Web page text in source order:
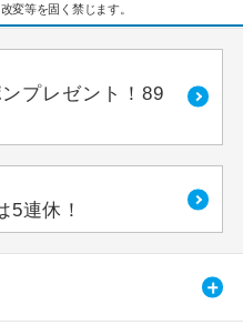
変等を固く禁じます。
プレゼント！89
連休！